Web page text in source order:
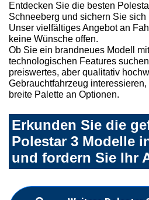
Entdecken Sie die besten
Schneeberg und sichern Sie sich
Unser vielfältiges Angebot an
keine Wünsche offen.
Ob Sie ein brandneues Modell
technologischen Features
preiswertes, aber qualitativ
Gebrauchtfahrzeug
breite Palette an Optionen.
Erkunden Sie die
Polestar 3 Modelle
und fordern Sie Ihr